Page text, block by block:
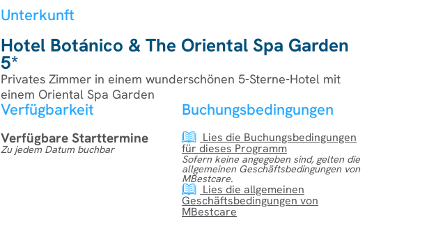
Unterkunft
Hotel Botánico & The Oriental Spa Garden
5*
Privates Zimmer in einem wunderschönen 5-Sterne-Hotel mit
einem Oriental Spa Garden
Verfügbarkeit
Verfügbare Starttermine
Zu jedem Datum buchbar
Buchungsbedingungen
Lies die Buchungsbedingungen
für dieses Programm
Sofern keine angegeben sind, gelten die
allgemeinen Geschäftsbedingungen von
MBestcare.
Lies die allgemeinen
Geschäftsbedingungen von
MBestcare